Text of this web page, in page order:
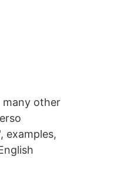
many other
examples,